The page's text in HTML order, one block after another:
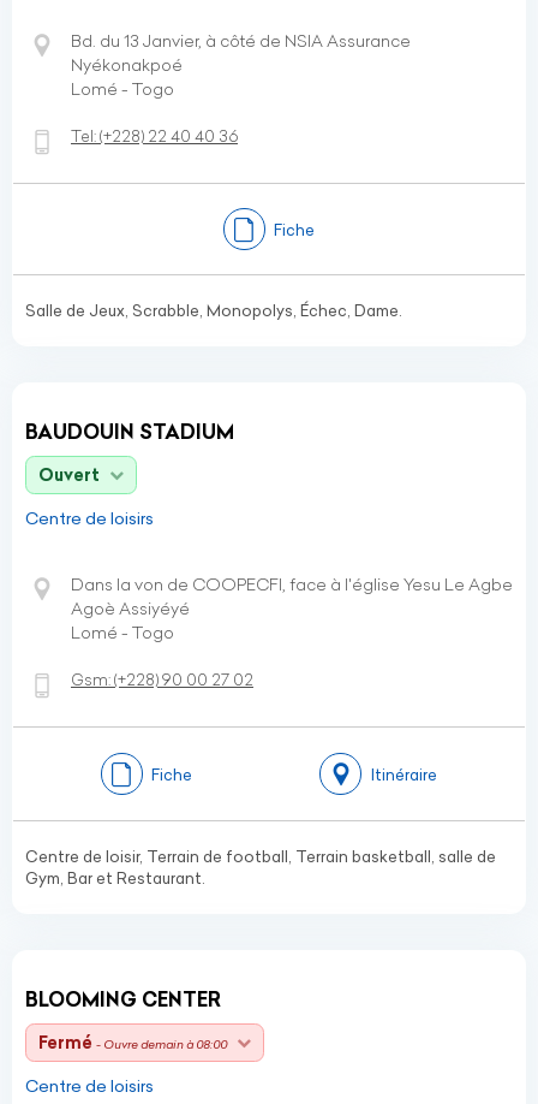
Bd. du 13 Janvier, à côté de NSIA Assurance
Nyékonakpoé
Lomé - Togo
Tel:(+228) 22 40 40 36
Fiche
Salle de Jeux, Scrabble, Monopolys, Échec, Dame.
BAUDOUIN STADIUM
Ouvert
Centre de loisirs
Dans la von de COOPECFI, face à l'église Yesu Le Agbe
Agoè Assiyéyé
Lomé - Togo
Gsm:(+228)90 00 27 02
Fiche Itinéraire
Centre de loisir, Terrain de football, Terrain basketball, salle de
Gym, Bar et Restaurant.
BLOOMING CENTER
Fermé - Ouvre demain à 08:00
Centre de loisirs